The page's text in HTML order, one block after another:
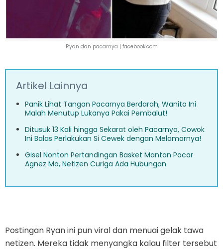
Ryan dan pacarnya | facebook.com
Artikel Lainnya
Panik Lihat Tangan Pacarnya Berdarah, Wanita Ini
Malah Menutup Lukanya Pakai Pembalut!
Ditusuk 13 Kali hingga Sekarat oleh Pacarnya, Cowok
Ini Balas Perlakukan Si Cewek dengan Melamarnya!
Gisel Nonton Pertandingan Basket Mantan Pacar
Agnez Mo, Netizen Curiga Ada Hubungan
Postingan Ryan ini pun viral dan menuai gelak tawa
netizen. Mereka tidak menyangka kalau filter tersebut